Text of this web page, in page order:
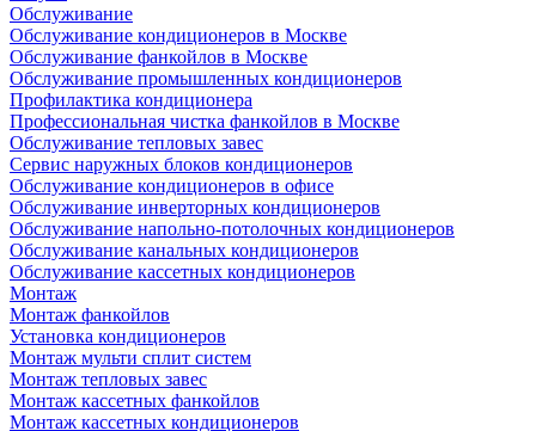
Обслуживание
Обслуживание кондиционеров в Москве
Обслуживание фанкойлов в Москве
Обслуживание промышленных кондиционеров
Профилактика кондиционера
Профессиональная чистка фанкойлов в Москве
Обслуживание тепловых завес
Сервис наружных блоков кондиционеров
Обслуживание кондиционеров в офисе
Обслуживание инверторных кондиционеров
Обслуживание напольно-потолочных кондиционеров
Обслуживание канальных кондиционеров
Обслуживание кассетных кондиционеров
Монтаж
Монтаж фанкойлов
Установка кондиционеров
Монтаж мульти сплит систем
Монтаж тепловых завес
Монтаж кассетных фанкойлов
Монтаж кассетных кондиционеров